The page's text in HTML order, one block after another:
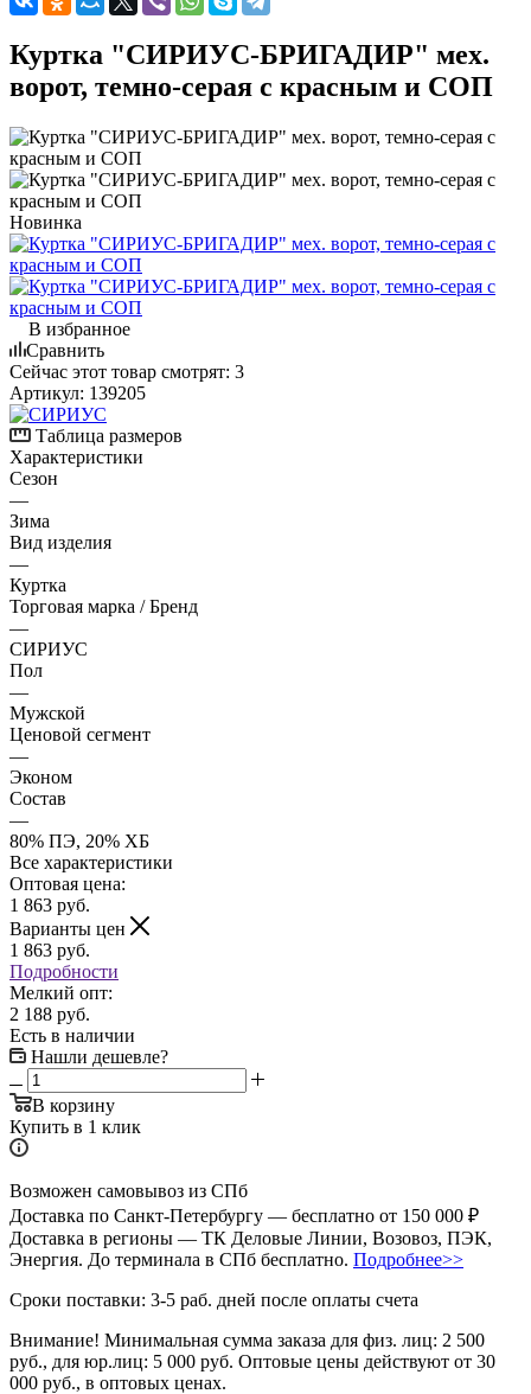
Куртка "СИРИУС-БРИГАДИР" мех.
ворот, темно-серая с красным и СОП
Новинка
В избранное
Сравнить
Сейчас этот товар смотрят: 3
Артикул: 139205
Таблица размеров
Характеристики
Сезон
—
Зима
Вид изделия
—
Куртка
Торговая марка / Бренд
—
СИРИУС
Пол
—
Мужской
Ценовой сегмент
—
Эконом
Состав
—
80% ПЭ, 20% ХБ
Все характеристики
Оптовая цена:
1 863 руб.
Варианты цен
1 863 руб.
Подробности
Мелкий опт:
2 188 руб.
Есть в наличии
Нашли дешевле?
В корзину
Купить в 1 клик
Возможен самовывоз из СПб
Доставка по Санкт-Петербургу — бесплатно от 150 000 ₽
Доставка в регионы — ТК Деловые Линии, Возовоз, ПЭК,
Энергия. До терминала в СПб бесплатно. Подробнее>>
Сроки поставки: 3-5 раб. дней после оплаты счета
Внимание! Минимальная сумма заказа для физ. лиц: 2 500
руб., для юр.лиц: 5 000 руб. Оптовые цены действуют от 30
000 руб., в оптовых ценах.